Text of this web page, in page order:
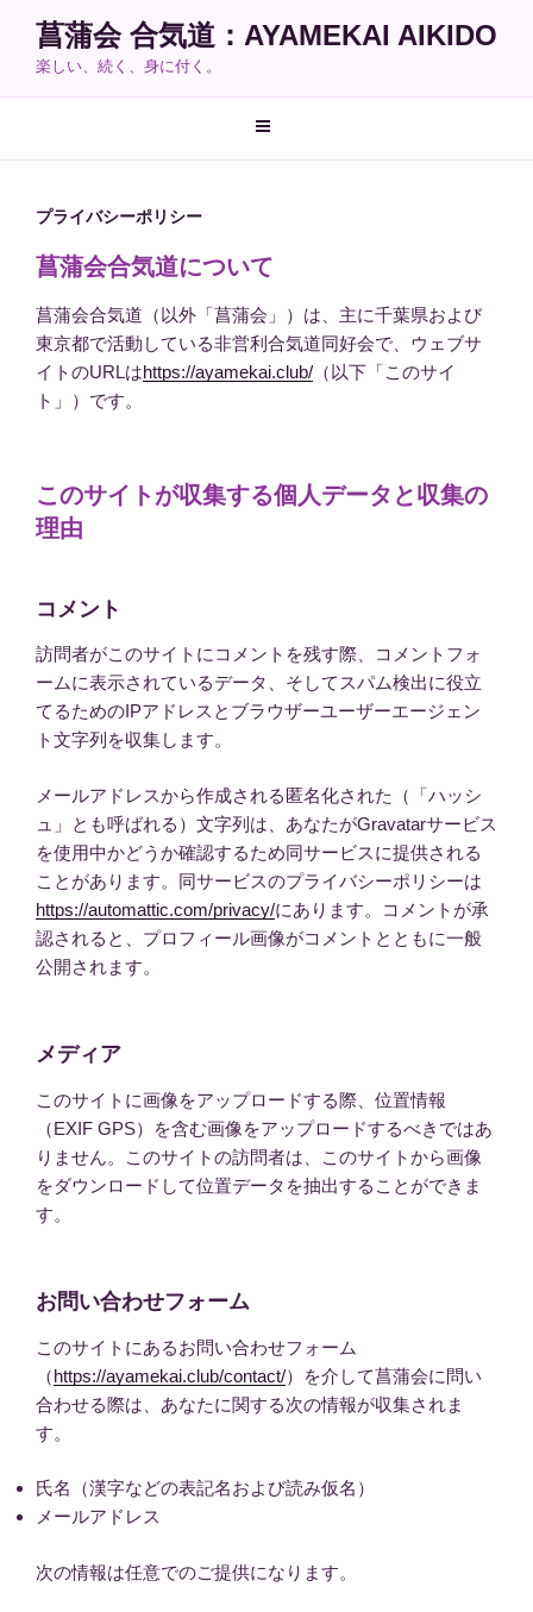
ン
へ
菖蒲会 合気道：AYAMEKAI AIKIDO
楽しい、続く、身に付く。
プライバシーポリシー
菖蒲会合気道について
菖蒲会合気道（以外「菖蒲会」）は、主に千葉県および
東京都で活動している非営利合気道同好会で、ウェブサ
イトのURLはhttps://ayamekai.club/ （以下「このサイ
ト」）です。
このサイトが収集する個人データと収集の
理由
コメント
訪問者がこのサイトにコメントを残す際、コメントフォ
ームに表示されているデータ、そしてスパム検出に役立
てるためのIPアドレスとブラウザーユーザーエージェン
ト文字列を収集します。
メールアドレスから作成される匿名化された（「ハッシ
ュ」とも呼ばれる）文字列は、あなたがGravatarサービス
を使用中かどうか確認するため同サービスに提供される
ことがあります。同サービスのプライバシーポリシーは
https://automattic.com/privacy/にあります。コメントが承
認されると、プロフィール画像がコメントとともに一般
公開されます。
メディア
このサイトに画像をアップロードする際、位置情報
（EXIF GPS）を含む画像をアップロードするべきではあ
りません。このサイトの訪問者は、このサイトから画像
をダウンロードして位置データを抽出することができま
す。
お問い合わせフォーム
このサイトにあるお問い合わせフォーム
（https://ayamekai.club/contact/）を介して菖蒲会に問い
合わせる際は、あなたに関する次の情報が収集されま
す。
氏名（漢字などの表記名および読み仮名）
メールアドレス
次の情報は任意でのご提供になります。